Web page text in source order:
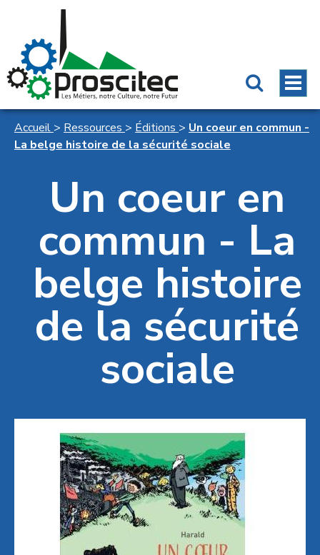
Accueil > Ressources > Éditions > Un coeur en commun -
La belge histoire de la sécurité sociale
Un coeur en
commun - La
belge histoire
de la sécurité
sociale